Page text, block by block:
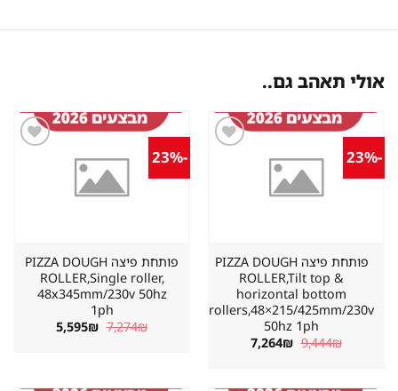
אולי תאהב גם..
פותחת פיצה PIZZA DOUGH
ROLLER,Tilt top &
horizontal bottom
rollers,48×215/425mm/230v
50hz 1ph
9,444 המחיר
המקורי
7,264 ₪ המחיר
הנוכחי
פותחת פיצה PIZZA DOUGH
ROLLER,Single roller,
48x345mm/230v 50hz
1ph
7,274 המחיר
המקורי
5,595 ₪ המחיר
הנוכחי